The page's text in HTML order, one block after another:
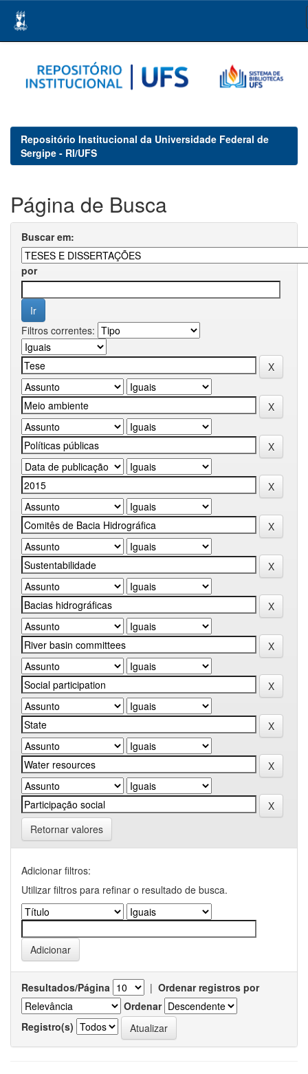
navigation
Repositório Institucional da Universidade Federal de
Sergipe - RI/UFS
Página de Busca
Buscar em:
por
Filtros correntes:
Retornar valores
Adicionar filtros:
Utilizar filtros para refinar o resultado de busca.
Resultados/Página | Ordenar registros por
Ordenar
Registro(s)